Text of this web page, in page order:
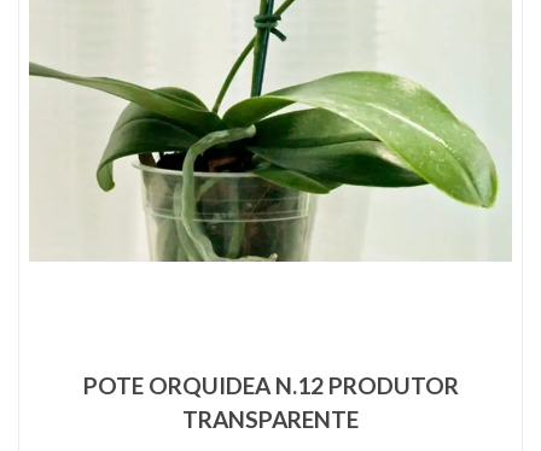
Produto(s)
POTE ORQUIDEA N.12 PRODUTOR
TRANSPARENTE